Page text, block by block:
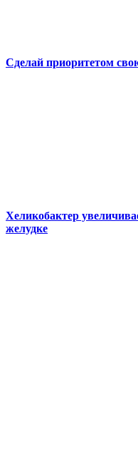
Сделай приоритетом
Хеликобактер
желудке